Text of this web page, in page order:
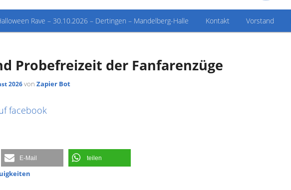
Rave – 30.10.2026 – Dertingen – Mandelberg-Halle Kontakt Vorstand
Probefreizeit der Fanfarenzüge
2026von Zapier Bot
facebook
E-Mail teilen